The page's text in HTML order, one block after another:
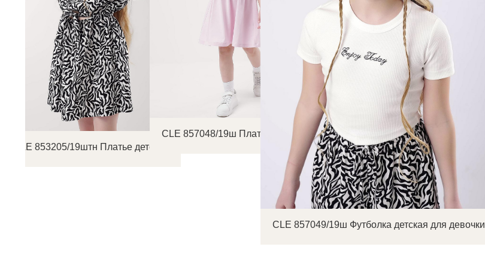
CLE 853205/19штн Платье детское
CLE 857048/19ш Платье детское
CLE 857049/19ш Футболка детская для девочки